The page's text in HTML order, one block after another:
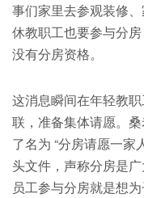
事们家里去参观装修
休教职工也要参与分
没有分房资格。
这消息瞬间在年轻教
联，准备集体请愿。
了名为 “分房请愿一家
头文件，声称分房是
员工参与分房就是想为